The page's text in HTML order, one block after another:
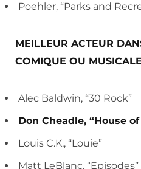
Poehler, “Parks and
MEILLEUR ACTEUR
COMIQUE OU MUSICALE
Alec Baldwin, “30 Rock”
Don Cheadle, “House
Louis C.K., “Louie”
Matt LeBlanc, “Episodes”